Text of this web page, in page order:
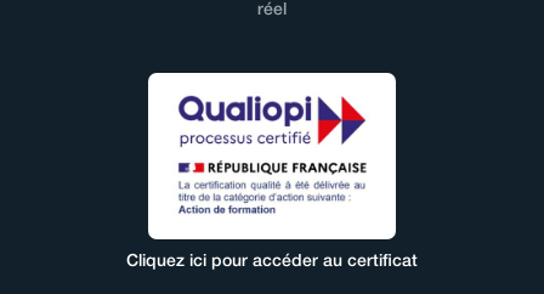
réel
Cliquez ici pour accéder au certificat